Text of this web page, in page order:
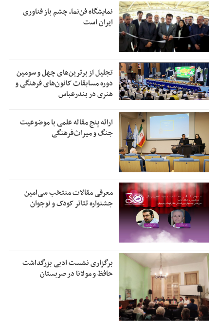
نمایشگاه فن‌نما، چشم باز فناوری
ایران است
تجلیل از بر‌ترین‌های چهل و سومین
دوره مسابقات کانون‌های فرهنگی و
هنری در بندرعباس
ارائه پنج مقاله علمی با موضوعیت
جنگ و میراث‌فرهنگی
معرفی مقالات منتخب سی‌امین
جشنواره تئاتر کودک و نوجوان
برگزاری نشست ادبی بزرگداشت
حافظ و مولانا در صربستان